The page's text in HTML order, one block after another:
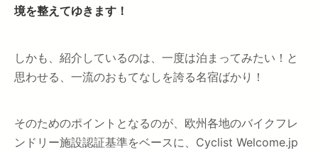
境を整えてゆきます！
しかも、紹介しているのは、一度は泊まってみたい！と
思わせる、一流のおもてなしを誇る名宿ばかり！
そのためのポイントとなるのが、欧州各地のバイクフレ
ンドリー施設認証基準をベースに、Cyclist Welcome.jp